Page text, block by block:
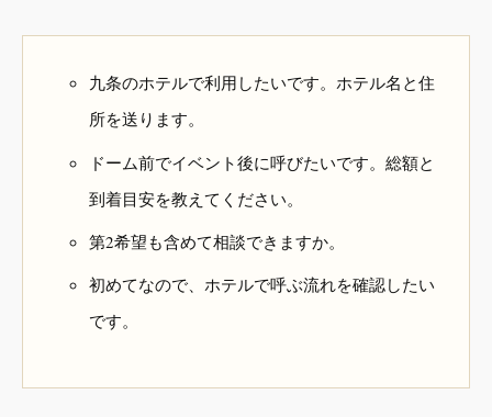
九条のホテルで利用したいです。ホテル名と住
所を送ります。
ドーム前でイベント後に呼びたいです。総額と
到着目安を教えてください。
第2希望も含めて相談できますか。
初めてなので、ホテルで呼ぶ流れを確認したい
です。